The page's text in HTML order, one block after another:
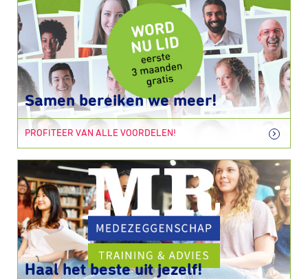
Samen bereiken we meer!
PROFITEER VAN ALLE VOORDELEN!
Haal het beste uit jezelf!